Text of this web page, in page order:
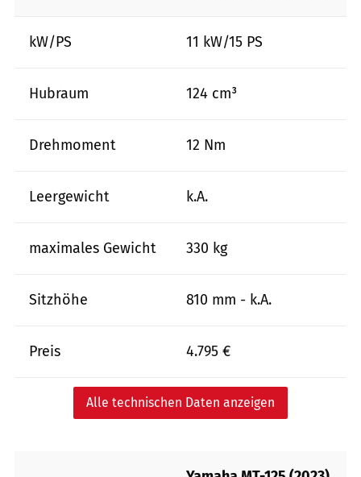
kW/PS 11 kW/15 PS
Hubraum 124 cm³
Drehmoment 12 Nm
Leergewicht k.A.
maximales Gewicht 330 kg
Sitzhöhe 810 mm - k.A.
Preis 4.795 €
Alle technischen Daten anzeigen